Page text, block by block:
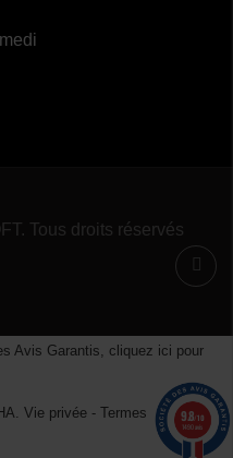
Tous droits réservés
Avis Garantis, cliquez ici pour
Vie privée - Termes 9.8/10
1490 avis